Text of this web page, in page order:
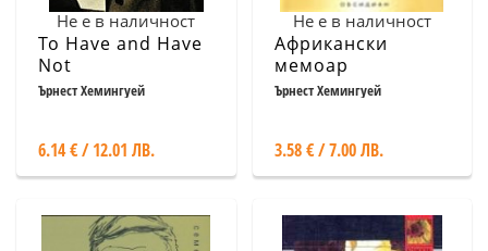
Не е в наличност
To Have and Have
Not
Ърнест Хемингуей
6.14 € / 12.01 ЛВ.
Не е в наличност
Африкански
мемоар
Ърнест Хемингуей
3.58 € / 7.00 ЛВ.